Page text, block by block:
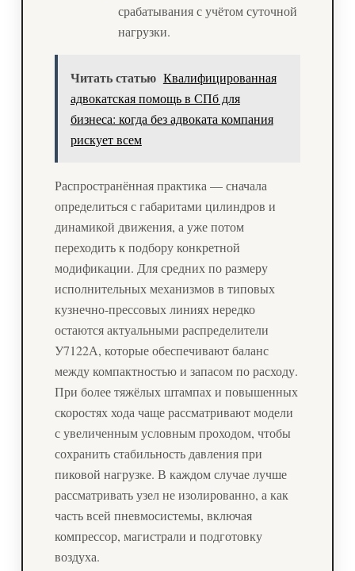
срабатывания с учётом суточной
нагрузки.
Читать статью Квалифицированная
адвокатская помощь в СПб для
бизнеса: когда без адвоката компания
рискует всем
Распространённая практика — сначала
определиться с габаритами цилиндров и
динамикой движения, а уже потом
переходить к подбору конкретной
модификации. Для средних по размеру
исполнительных механизмов в типовых
кузнечно-прессовых линиях нередко
остаются актуальными распределители
У7122А, которые обеспечивают баланс
между компактностью и запасом по расходу.
При более тяжёлых штампах и повышенных
скоростях хода чаще рассматривают модели
с увеличенным условным проходом, чтобы
сохранить стабильность давления при
пиковой нагрузке. В каждом случае лучше
рассматривать узел не изолированно, а как
часть всей пневмосистемы, включая
компрессор, магистрали и подготовку
воздуха.